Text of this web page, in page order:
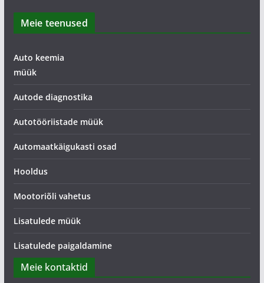
Meie teenused
Auto keemia
müük
Autode diagnostika
Autotööriistade müük
Automaatkäigukasti osad
Hooldus
Mootoriõli vahetus
Lisatulede müük
Lisatulede paigaldamine
Meie kontaktid